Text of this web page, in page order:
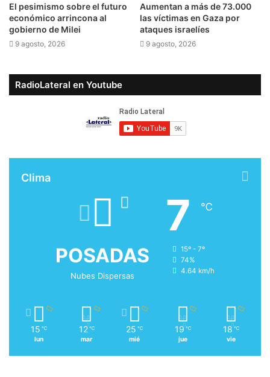
El pesimismo sobre el futuro
económico arrincona al
gobierno de Milei
9 agosto, 2026
Aumentan a más de 73.000
las víctimas en Gaza por
ataques israelíes
9 agosto, 2026
RadioLateral en Youtube
Clima
POSADAS
Nubes Dispersas
7 ℃
15º - 7º
74%
4.64 km/h
15 ℃
lun
12 ℃
mar
25 ℃
mié
19 ℃
jue
18 ℃
vie